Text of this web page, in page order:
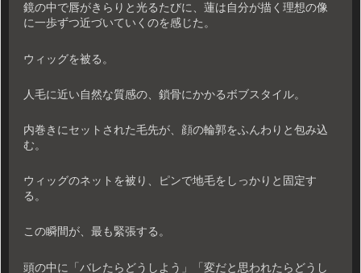
鏡の中で唇がきらりと光るたびに、蓮は自分が描く理想の像
に一歩ずつ近づいていくのを感じた。
ウィッグを被る。
人毛に近い自然な質感の、鎖骨にかかるボブスタイル。
内巻きにセットされた毛先が、顔の輪郭をふんわりと包み込
む。
ウィッグのネットを被り、ピンで地毛をしっかりと固定す
る。
この瞬間が、最も緊張する。
頭の中に「バレたらどうしよう」「変だと思われたらどうし